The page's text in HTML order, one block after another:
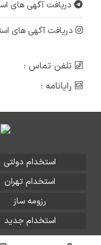
دریافت آگهی های
دریافت آگهی های
تلفن تماس :
رایانامه :
استخدام دولتی
استخدام تهران
رزومه ساز
استخدام جدید
تمامی